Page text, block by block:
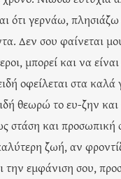
ότι γερνάω, πλησιάζω
Δεν σου φαίνεται
μπορεί και να είναι
οφείλεται στα καλά
θεωρώ το ευ-ζην και
στάση και προσωπική
ζωή, αν
εμφάνιση σου,